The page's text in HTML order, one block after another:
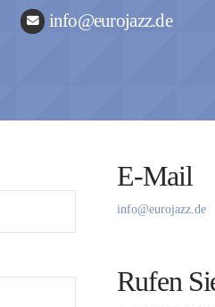
info@eurojazz.de
E-Mail
info@eurojazz.de
Rufen